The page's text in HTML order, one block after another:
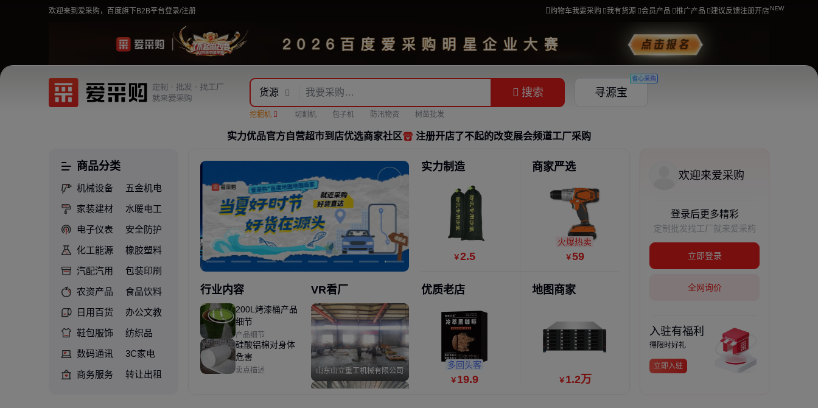
欢迎来到爱采购，百度旗下B2B平台登录/注册 购物车我要采购 我有货源 会员产品 推广产品 建议反馈注册开店
搜索 寻源宝
省心采购
货源
挖掘机 切割机 包子机 防汛物资 树苗批发
实力优品官方自营超市到店优选商家社区 注册开店了不起的改变展会频道工厂采购
商品分类
机械设备
五金机电
家装建材
水暖电工
电子仪表
安全防护
化工能源
橡胶塑料
汽配汽用
包装印刷
农资产品
食品饮料
日用百货
办公文教
鞋包服饰
纺织品
数码通讯
3C家电
商务服务
转让出租
实力制造
￥2.5
￥ 35
商家严选
火爆热卖
￥59
多人复购
69
行业内容
200L烤漆桶产品
细节
产品细节
硅酸铝棉对身体
危害
卖点描述
VR看厂
山东山立重工机械有限公司
优质老店
多回头客
￥ 19.9
地图商家
￥ 1.2万
欢迎来爱采购
登录后更多精彩
定制批发找工厂就来爱采购
立即登录
全网询价
入驻有福利
得限时好礼
立即入驻